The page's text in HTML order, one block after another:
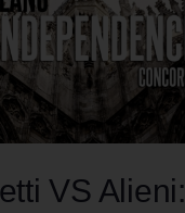
VS Alieni: